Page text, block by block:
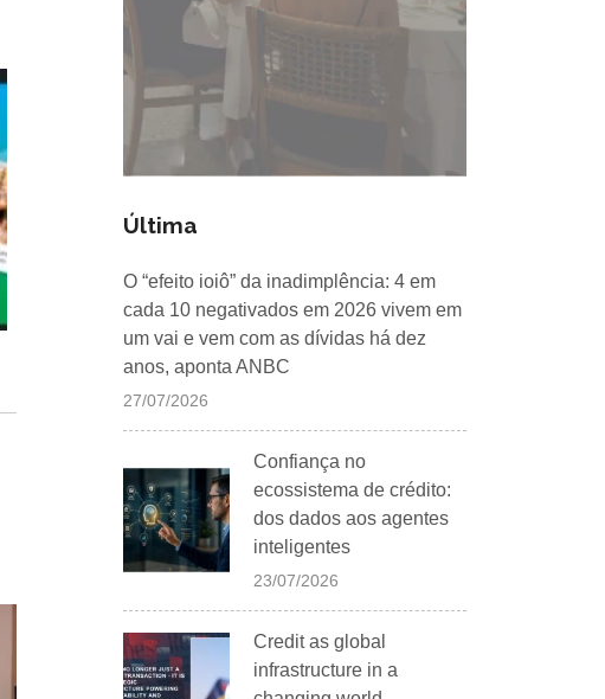
Última
O “efeito ioiô” da inadimplência: 4 em
cada 10 negativados em 2026 vivem em
um vai e vem com as dívidas há dez
anos, aponta ANBC
27/07/2026
Confiança no
ecossistema de crédito:
dos dados aos agentes
inteligentes
23/07/2026
Credit as global
infrastructure in a